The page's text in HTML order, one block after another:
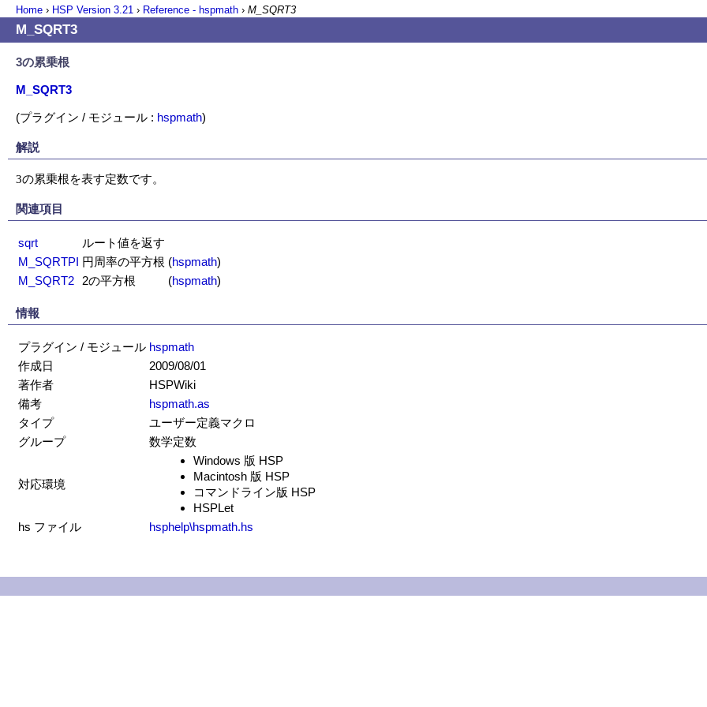
Home › HSP Version 3.21 › Reference - hspmath › M_SQRT3
M_SQRT3
3の累乗根
M_SQRT3
(プラグイン / モジュール : hspmath)
解説
3の累乗根を表す定数です。
関連項目
sqrt
ルート値を返す
M_SQRTPI 円周率の平方根 (hspmath)
M_SQRT2
2の平方根 (hspmath)
情報
プラグイン / モジュール hspmath
作成日
2009/08/01
著作者
HSPWiki
備考
hspmath.as
タイプ
ユーザー定義マクロ
グループ
数学定数
対応環境
Windows 版 HSP
Macintosh 版 HSP
コマンドライン版 HSP
HSPLet
hs ファイル
hsphelp\hspmath.hs